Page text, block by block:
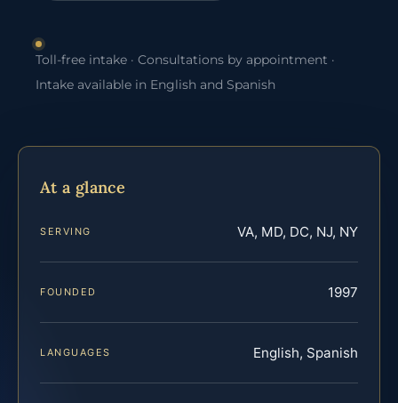
Toll-free intake · Consultations by appointment ·
Intake available in English and Spanish
At a glance
SERVING VA, MD, DC, NJ, NY
FOUNDED 1997
LANGUAGES English, Spanish